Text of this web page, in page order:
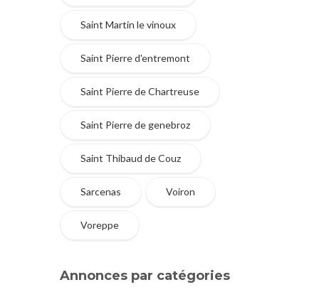
Saint Martin le vinoux
Saint Pierre d'entremont
Saint Pierre de Chartreuse
Saint Pierre de genebroz
Saint Thibaud de Couz
Sarcenas Voiron
Voreppe
Annonces par catégories